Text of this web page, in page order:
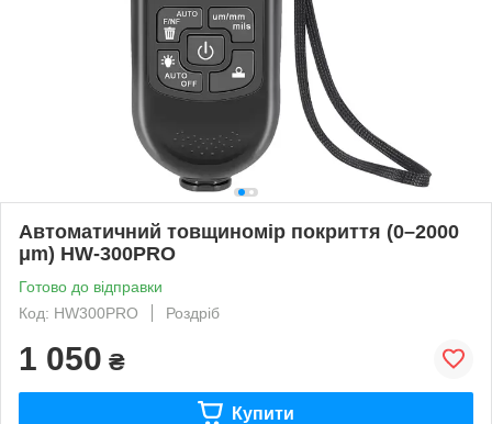
Автоматичний товщиномір покриття (0–2000
μm) HW-300PRO
Готово до відправки
Код: HW300PRO
Роздріб
1 050 ₴
Купити